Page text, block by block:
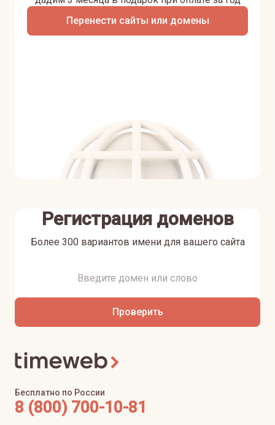
Перенести сайты или домены
Регистрация доменов
Более 300 вариантов имени для вашего сайта
Проверить
Бесплатно по России
8 (800) 700-10-81